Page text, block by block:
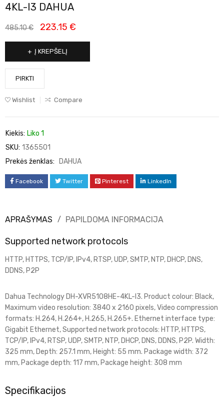
4KL-I3 DAHUA
485.10€ 223.15 €
Į KREPŠELĮ
PIRKTI
Wishlist Compare
Kiekis: Liko 1
SKU: 1365501
Prekės ženklas:
DAHUA
Facebook Twitter Pinterest LinkedIn
APRAŠYMAS PAPILDOMA INFORMACIJA
Supported network protocols
HTTP, HTTPS, TCP/IP, IPv4, RTSP, UDP, SMTP, NTP, DHCP, DNS,
DDNS, P2P
Dahua Technology DH-XVR5108HE-4KL-I3. Product colour: Black,
Maximum video resolution: 3840 x 2160 pixels, Video compression
formats: H.264, H.264+, H.265, H.265+. Ethernet interface type:
Gigabit Ethernet, Supported network protocols: HTTP, HTTPS,
TCP/IP, IPv4, RTSP, UDP, SMTP, NTP, DHCP, DNS, DDNS, P2P. Width:
325 mm, Depth: 257.1 mm, Height: 55 mm. Package width: 372
mm, Package depth: 117 mm, Package height: 308 mm
Specifikacijos